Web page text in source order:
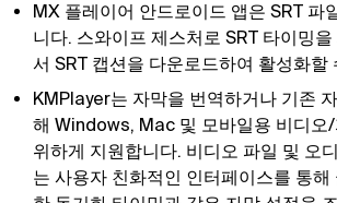
MX 플레이어 안드로이드 앱은 SRT 파
니다. 스와이프 제스처로 SRT 타이밍
서 SRT 캡션을 다운로드하여 활성화할
KMPlayer는 자막을 번역하거나 기존
해 Windows, Mac 및 모바일용 비디오/
위하게 지원합니다. 비디오 파일 및 오
는 사용자 친화적인 인터페이스를 통해